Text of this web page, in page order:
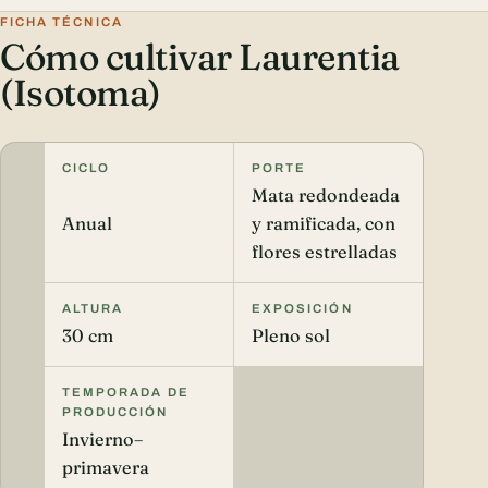
FICHA TÉCNICA
Cómo cultivar Laurentia
(Isotoma)
CICLO
Anual
PORTE
Mata redondeada
y ramificada, con
flores estrelladas
ALTURA
30 cm
EXPOSICIÓN
Pleno sol
TEMPORADA DE
PRODUCCIÓN
Invierno–
primavera